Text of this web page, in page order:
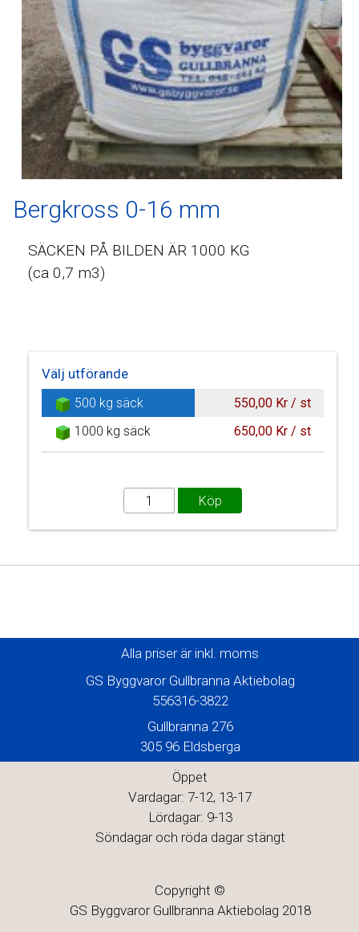
Bergkross 0-16 mm
SÄCKEN PÅ BILDEN ÄR 1000 KG
(ca 0,7 m3)
Välj utförande
500 kg säck
550,00 Kr / st
1000 kg säck
650,00 Kr / st
Alla priser är inkl. moms
GS Byggvaror Gullbranna Aktiebolag
556316-3822
Gullbranna 276
305 96 Eldsberga
Öppet
Vardagar: 7-12, 13-17
Lördagar: 9-13
Söndagar och röda dagar stängt
Copyright ©
GS Byggvaror Gullbranna Aktiebolag 2018